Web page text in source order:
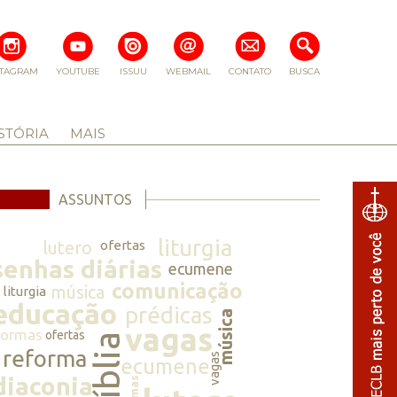
BUSCA
CONTATO
WEBMAIL
ISSUU
YOUTUBE
MAIS
ASSUNTOS
lutero ofertas liturgia
diárias ecumene
liturgia música comunicação
prédicasmúsica
ofertasbíbliavagas
reforma ecumenevagas